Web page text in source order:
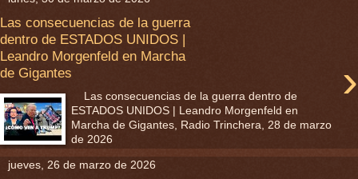
Las consecuencias de la guerra
dentro de ESTADOS UNIDOS |
Leandro Morgenfeld en Marcha
de Gigantes
›
Las consecuencias de la guerra dentro de
ESTADOS UNIDOS | Leandro Morgenfeld en
Marcha de Gigantes, Radio Trinchera, 28 de marzo
de 2026
jueves, 26 de marzo de 2026